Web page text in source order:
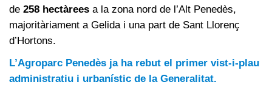
de 258 hectàrees a la zona nord de l’Alt Penedès,
majoritàriament a Gelida i una part de Sant Llorenç
d’Hortons.
L’Agroparc Penedès ja ha rebut el primer vist-i-plau
administratiu i urbanístic de la Generalitat.